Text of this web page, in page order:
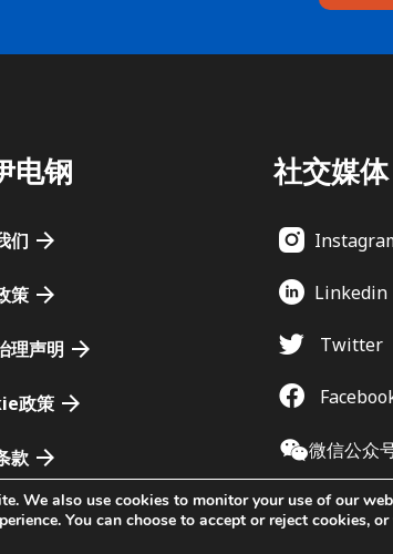
电钢
们
策
理声明
政策
款
社交媒体
Linkedin
Twitter
微信公众
We also use cookies to monitor your use of our
You can choose to accept or reject cookies, or